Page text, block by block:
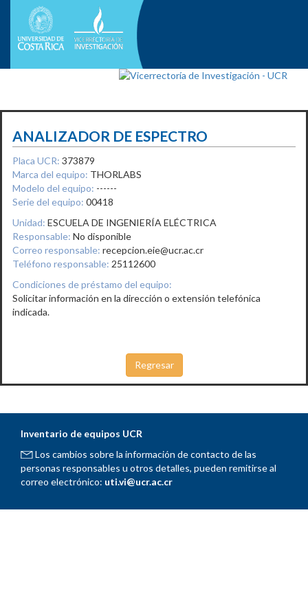
ANALIZADOR DE ESPECTRO
Placa UCR: 373879
Marca del equipo: THORLABS
Modelo del equipo: ------
Serie del equipo: 00418
Unidad: ESCUELA DE INGENIERÍA ELÉCTRICA
Responsable: No disponible
Correo responsable: recepcion.eie@ucr.ac.cr
Teléfono responsable: 25112600
Condiciones de préstamo del equipo:
Solicitar información en la dirección o extensión telefónica
indicada.
Inventario de equipos UCR
Los cambios sobre la información de contacto de las
personas responsables u otros detalles, pueden remitirse al
correo electrónico: uti.vi@ucr.ac.cr